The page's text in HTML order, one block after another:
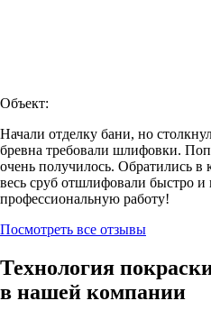
Объект:
Начали отделку бани, но
бревна требовали шлифовки.
очень получилось. Обратились
весь сруб отшлифовали быстро и
профессиональную работу!
Посмотреть все отзывы
Технология
в нашей компании